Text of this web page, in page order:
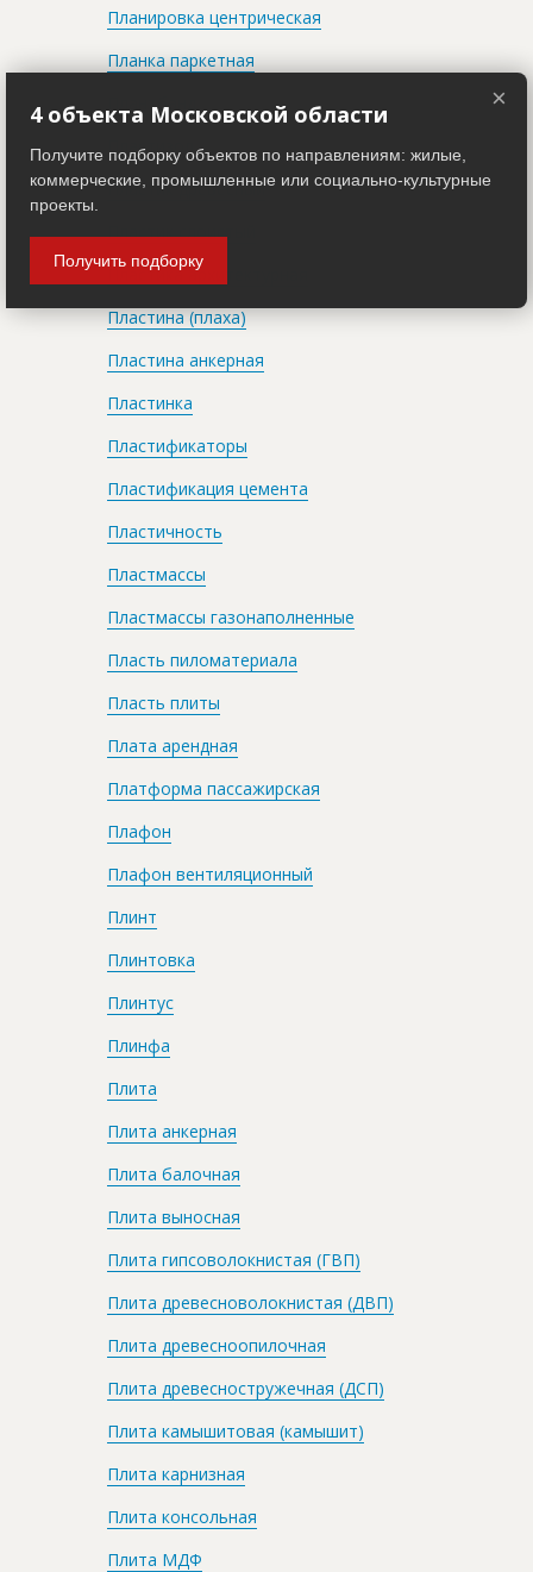
Планировка центрическая
Планка паркетная
Плантбанд
Пластизол
Пластик древесный
Пластик слоистый
Пластика архитектурная
Пластина (плаха)
Пластина анкерная
Пластинка
Пластификаторы
Пластификация цемента
Пластичность
Пластмассы
Пластмассы газонаполненные
Пласть пиломатериала
Пласть плиты
Плата арендная
Платформа пассажирская
Плафон
Плафон вентиляционный
Плинт
Плинтовка
Плинтус
Плинфа
Плита
Плита анкерная
Плита балочная
Плита выносная
Плита гипсоволокнистая (ГВП)
Плита древесноволокнистая (ДВП)
Плита древесноопилочная
Плита древесностружечная (ДСП)
Плита камышитовая (камышит)
Плита карнизная
Плита консольная
Плита МДФ
×
4 объекта Московской области
Получите подборку объектов по направлениям: жилые,
коммерческие, промышленные или социально-культурные
проекты.
Получить подборку